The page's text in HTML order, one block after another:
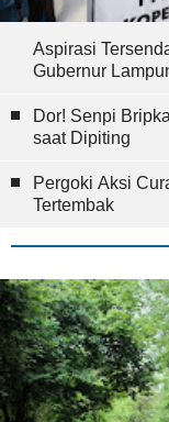
Aspirasi
Gubernur
Dor! Senpi
saat Dipiting
Pergoki Aksi
Tertembak